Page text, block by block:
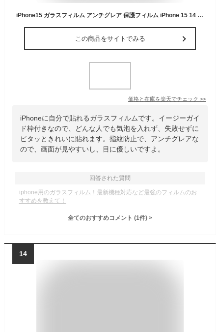
iPhone15 ガラスフィルム アンチグレア 保護フィルム iPhone 15 14 13 pro Max plus iPhone12 iPhone11 8 7 iPhone14pro SE3 SE2 第3世代 反射防止 さらさら モンスターフィルム EZguide イージーガイド枠付き アイフォン 指紋防止
この商品をサイトでみる
価格と在庫を楽天でチェック >>
iPhoneに自分で貼れるガラスフィルムです。イージーガイ
ド枠付きなので、どんな人でも気泡を入れず、失敗せずに
ピタッときれいに貼れます。指紋防止で、アンチグレアな
ので、画面が見やすいし、目に優しいですよ。
回答された質問
iphone用のガラスフィルム！最新機種対応など最強のフィルムのお
すすめを教えて！
全てのおすすめコメント (1件) >
14